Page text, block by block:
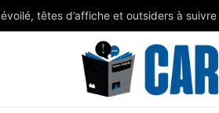
têtes d’affiche et outsiders à suivre